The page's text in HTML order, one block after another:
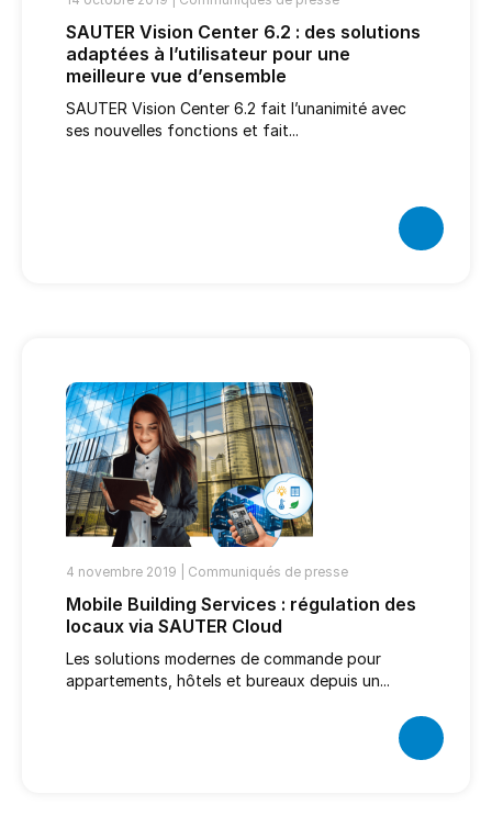
SAUTER Vision Center 6.2 : des solutions
adaptées à l’utilisateur pour une
meilleure vue d’ensemble
SAUTER Vision Center 6.2 fait l’unanimité avec
ses nouvelles fonctions et fait...
4 novembre 2019 | Communiqués de presse
Mobile Building Services : régulation des
locaux via SAUTER Cloud
Les solutions modernes de commande pour
appartements, hôtels et bureaux depuis un...